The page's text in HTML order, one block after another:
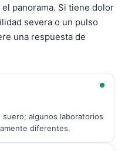
panorama. Si tiene dolor
severa o un pulso
una respuesta de
algunos laboratorios
diferentes.